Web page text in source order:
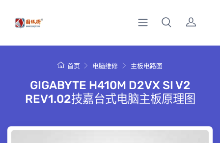
首页 电脑维修 主板电路图
GIGABYTE H410M D2VX SI V2
REV1.02技嘉台式电脑主板原理图